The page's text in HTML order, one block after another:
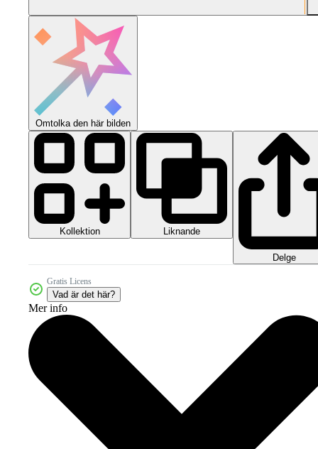
Omtolka den här bilden
Kollektion Liknande
Delge
Gratis Licens
Vad är det här?
Mer info